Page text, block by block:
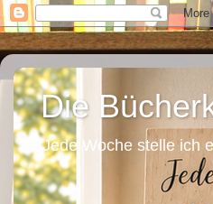
Die
Jede Woche stelle ich